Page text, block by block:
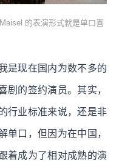
的表演形式就是单口喜
是现在国内为数不多的
剧的签约演员。其实，
行业标准来说，还是非
单口，但因为在中国，
着成为了相对成熟的演